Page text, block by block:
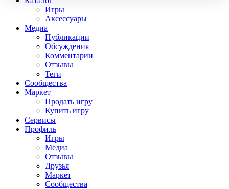
Игры
Аксессуары
Медиа
Публикации
Обсуждения
Комментарии
Отзывы
Теги
Сообщества
Маркет
Продать игру
Купить игру
Сервисы
Профиль
Игры
Медиа
Отзывы
Друзья
Маркет
Сообщества